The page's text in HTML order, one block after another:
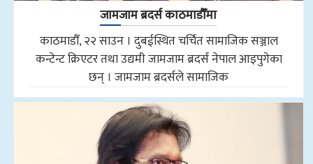
जामजाम ब्रदर्स काठमाडौँमा
काठमाडौँ, २२ साउन । दुबईस्थित चर्चित सामाजिक सञ्जाल
कन्टेन्ट क्रिएटर तथा उद्यमी जामजाम ब्रदर्स नेपाल आइपुगेका
छन् । जामजाम ब्रदर्सले सामाजिक